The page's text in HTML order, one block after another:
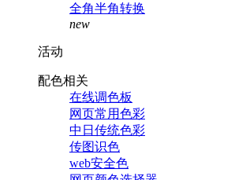
全角半角转换
new
活动
配色相关
在线调色板
网页常用色彩
中日传统色彩
传图识色
web安全色